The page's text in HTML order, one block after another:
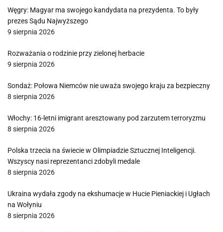
Węgry: Magyar ma swojego kandydata na prezydenta. To były
prezes Sądu Najwyższego
9 sierpnia 2026
Rozważania o rodzinie przy zielonej herbacie
9 sierpnia 2026
Sondaż: Połowa Niemców nie uważa swojego kraju za bezpieczny
8 sierpnia 2026
Włochy: 16-letni imigrant aresztowany pod zarzutem terroryzmu
8 sierpnia 2026
Polska trzecia na świecie w Olimpiadzie Sztucznej Inteligencji.
Wszyscy nasi reprezentanci zdobyli medale
8 sierpnia 2026
Ukraina wydała zgody na ekshumacje w Hucie Pieniackiej i Ugłach
na Wołyniu
8 sierpnia 2026